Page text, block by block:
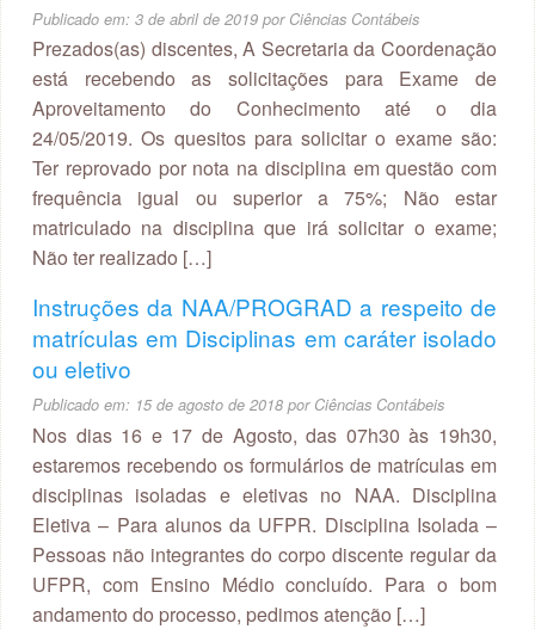
Publicado em: 3 de abril de 2019 porCiências Contábeis
Prezados(as) discentes, A Secretaria da Coordenação
está recebendo as solicitações para Exame de
Aproveitamento do Conhecimento até o dia
24/05/2019. Os quesitos para solicitar o exame são:
Ter reprovado por nota na disciplina em questão com
frequência igual ou superior a 75%; Não estar
matriculado na disciplina que irá solicitar o exame;
Não ter realizado […]
Instruções da NAA/PROGRAD a respeito de
matrículas em Disciplinas em caráter isolado
ou eletivo
Publicado em: 15 de agosto de 2018 porCiências Contábeis
Nos dias 16 e 17 de Agosto, das 07h30 às 19h30,
estaremos recebendo os formulários de matrículas em
disciplinas isoladas e eletivas no NAA. Disciplina
Eletiva – Para alunos da UFPR. Disciplina Isolada –
Pessoas não integrantes do corpo discente regular da
UFPR, com Ensino Médio concluído. Para o bom
andamento do processo, pedimos atenção […]